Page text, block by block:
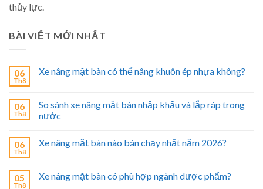
thủy lực.
BÀI VIẾT MỚI NHẤT
06
Th8
Xe nâng mặt bàn có thể nâng khuôn ép nhựa không?
06
Th8
So sánh xe nâng mặt bàn nhập khẩu và lắp ráp trong
nước
06
Th8
Xe nâng mặt bàn nào bán chạy nhất năm 2026?
05
Th8
Xe nâng mặt bàn có phù hợp ngành dược phẩm?